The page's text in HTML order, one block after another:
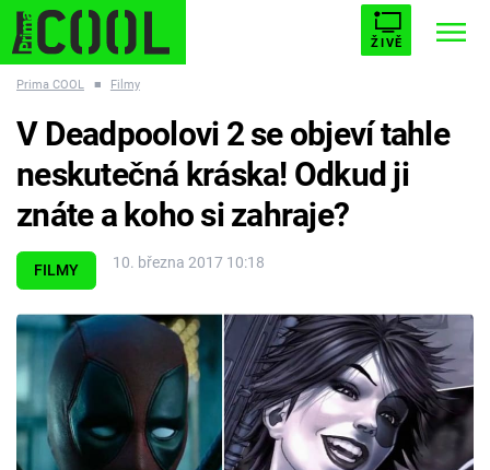
ŽIVĚ
ESCAPE PLNEJ KOTEL AVENGERS 5
Témata
Filmy
Seriály
Hry
Prima COOL ■ Filmy
FILMY 10. března 2017 10:18
V Deadpoolovi 2 se objeví tahle
neskutečná kráska! Odkud ji
znáte a koho si zahraje?